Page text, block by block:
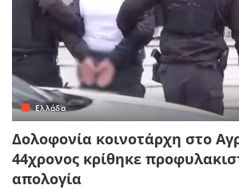
Ελλάδα
Δολοφονία κοινοτάρχη στο
44χρονος κρίθηκε
απολογία